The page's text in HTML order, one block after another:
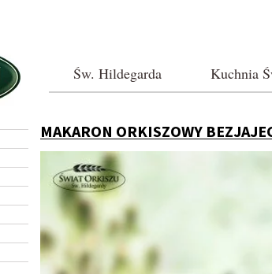
Św. Hildegarda Kuchnia
MAKARON ORKISZOWY